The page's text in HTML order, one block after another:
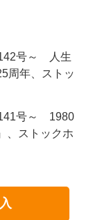
号～ 人生
周年、ストッ
号～ 1980
、ストックホ